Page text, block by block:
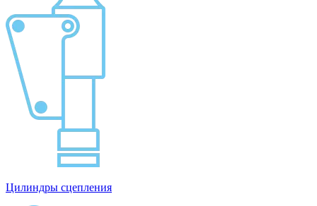
Цилиндры сцепления